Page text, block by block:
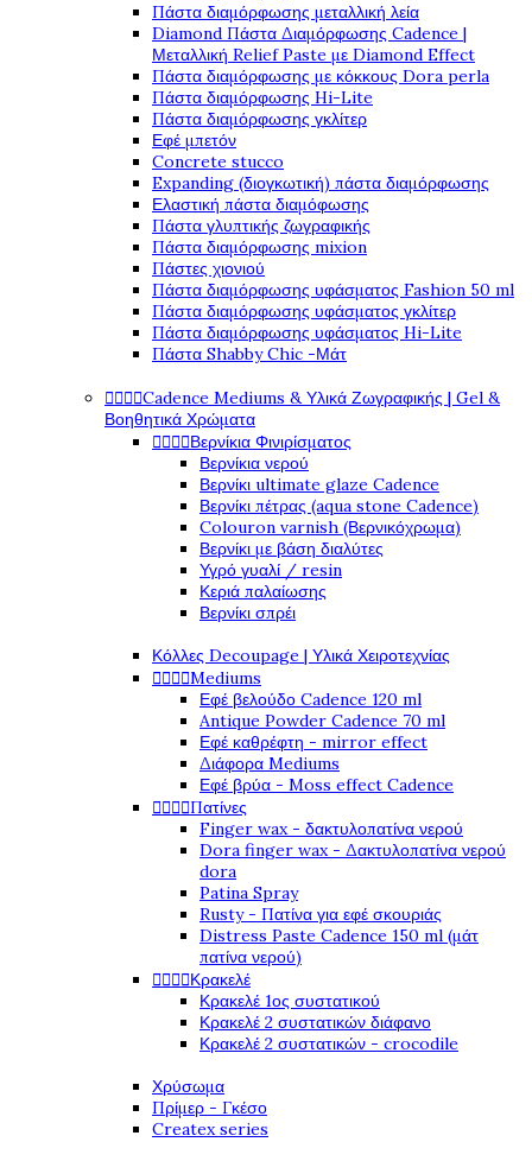
Πάστα διαμόρφωσης μεταλλική λεία
Diamond Πάστα Διαμόρφωσης Cadence |
Μεταλλική Relief Paste με Diamond Effect
Πάστα διαμόρφωσης με κόκκους Dora perla
Πάστα διαμόρφωσης Hi-Lite
Πάστα διαμόρφωσης γκλίτερ
Εφέ μπετόν
Concrete stucco
Expanding (διογκωτική) πάστα διαμόρφωσης
Ελαστική πάστα διαμόφωσης
Πάστα γλυπτικής ζωγραφικής
Πάστα διαμόρφωσης mixion
Πάστες χιονιού
Πάστα διαμόρφωσης υφάσματος Fashion 50 ml
Πάστα διαμόρφωσης υφάσματος γκλίτερ
Πάστα διαμόρφωσης υφάσματος Hi-Lite
Πάστα Shabby Chic -Μάτ
Cadence Mediums & Υλικά Ζωγραφικής | Gel &
Βοηθητικά Χρώματα
Βερνίκια Φινιρίσματος
Βερνίκια νερού
Βερνίκι ultimate glaze Cadence
Βερνίκι πέτρας (aqua stone Cadence)
Colouron varnish (Βερνικόχρωμα)
Βερνίκι με βάση διαλύτες
Υγρό γυαλί / resin
Κεριά παλαίωσης
Βερνίκι σπρέι
Κόλλες Decoupage | Υλικά Χειροτεχνίας
Mediums
Εφέ βελούδο Cadence 120 ml
Antique Powder Cadence 70 ml
Εφέ καθρέφτη - mirror effect
Διάφορα Mediums
Εφέ βρύα - Moss effect Cadence
Πατίνες
Finger wax - δακτυλοπατίνα νερού
Dora finger wax - Δακτυλοπατίνα νερού
dora
Patina Spray
Rusty - Πατίνα για εφέ σκουριάς
Distress Paste Cadence 150 ml (μάτ
πατίνα νερού)
Κρακελέ
Κρακελέ 1ος συστατικού
Κρακελέ 2 συστατικών διάφανο
Κρακελέ 2 συστατικών - crocodile
Χρύσωμα
Πρίμερ - Γκέσο
Createx series